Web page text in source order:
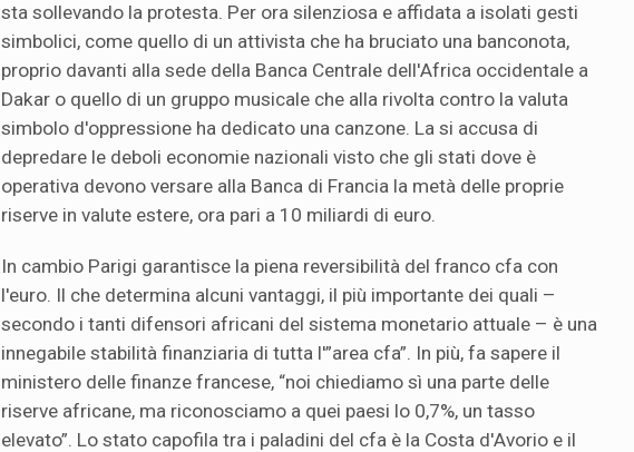
sta sollevando la protesta. Per ora silenziosa e affidata a isolati gesti
simbolici, come quello di un attivista che ha bruciato una banconota,
proprio davanti alla sede della Banca Centrale dell'Africa occidentale a
Dakar o quello di un gruppo musicale che alla rivolta contro la valuta
simbolo d'oppressione ha dedicato una canzone. La si accusa di
depredare le deboli economie nazionali visto che gli stati dove è
operativa devono versare alla Banca di Francia la metà delle proprie
riserve in valute estere, ora pari a 10 miliardi di euro.
In cambio Parigi garantisce la piena reversibilità del franco cfa con
l'euro. Il che determina alcuni vantaggi, il più importante dei quali –
secondo i tanti difensori africani del sistema monetario attuale – è una
innegabile stabilità finanziaria di tutta l'”area cfa”. In più, fa sapere il
ministero delle finanze francese, “noi chiediamo sì una parte delle
riserve africane, ma riconosciamo a quei paesi lo 0,7%, un tasso
elevato”. Lo stato capofila tra i paladini del cfa è la Costa d'Avorio e il